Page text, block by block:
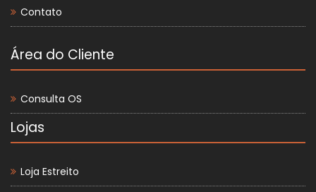
Contato
Área do Cliente
Consulta OS
Lojas
Loja Estreito